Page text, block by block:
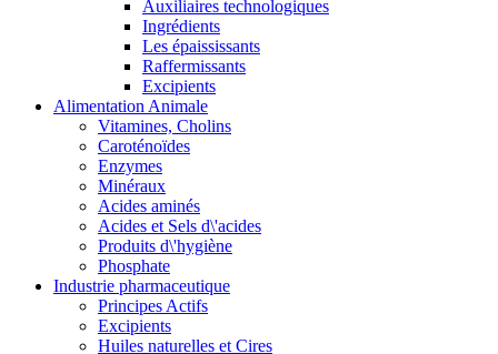
Auxiliaires technologiques
Ingrédients
Les épaississants
Raffermissants
Excipients
Alimentation Animale
Vitamines, Cholins
Caroténoïdes
Enzymes
Minéraux
Acides aminés
Acides et Sels d\'acides
Produits d\'hygiène
Phosphate
Industrie pharmaceutique
Principes Actifs
Excipients
Huiles naturelles et Cires